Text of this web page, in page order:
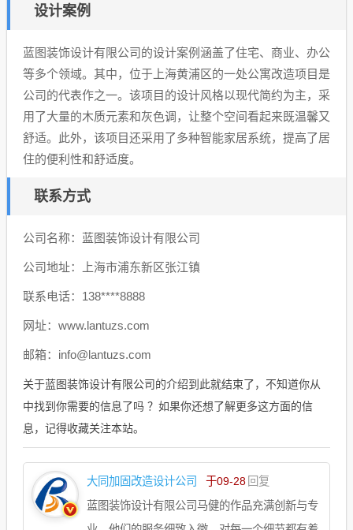
设计案例
蓝图装饰设计有限公司的设计案例涵盖了住宅、商业、办公
等多个领域。其中，位于上海黄浦区的一处公寓改造项目是
公司的代表作之一。该项目的设计风格以现代简约为主，采
用了大量的木质元素和灰色调，让整个空间看起来既温馨又
舒适。此外，该项目还采用了多种智能家居系统，提高了居
住的便利性和舒适度。
联系方式
公司名称：蓝图装饰设计有限公司
公司地址：上海市浦东新区张江镇
联系电话：138****8888
网址：www.lantuzs.com
邮箱：info@lantuzs.com
关于蓝图装饰设计有限公司的介绍到此就结束了，不知道你从
中找到你需要的信息了吗 ？如果你还想了解更多这方面的信
息，记得收藏关注本站。
大同加固改造设计公司 于09-28 回复
蓝图装饰设计有限公司马健的作品充满创新与专